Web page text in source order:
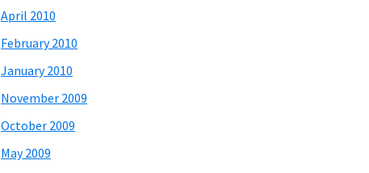
April 2010
February 2010
January 2010
November 2009
October 2009
May 2009